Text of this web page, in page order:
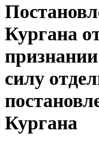
Кургана
силу
Кургана